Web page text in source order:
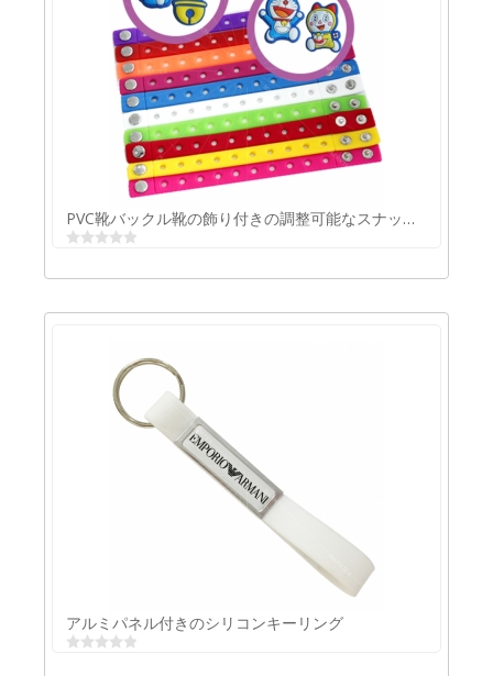
PVC靴バックル靴の飾り付きの調整可能なスナップブレスレット
アルミパネル付きのシリコンキーリング